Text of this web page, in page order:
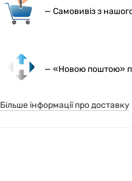
— Самовивіз з
— «Новою поштою»
Більше інформації про доставку